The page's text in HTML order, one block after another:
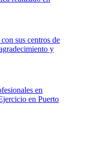
sus centros de
y
en
en Puerto